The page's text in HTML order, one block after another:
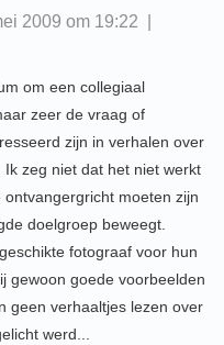
2009 om 19:22 |
om een collegiaal
zeer de vraag of
zijn in verhalen over
zeg niet dat het niet werkt
moeten zijn
doelgroep beweegt.
fotograaf voor hun
gewoon goede voorbeelden
geen verhaaltjes lezen over
werd...